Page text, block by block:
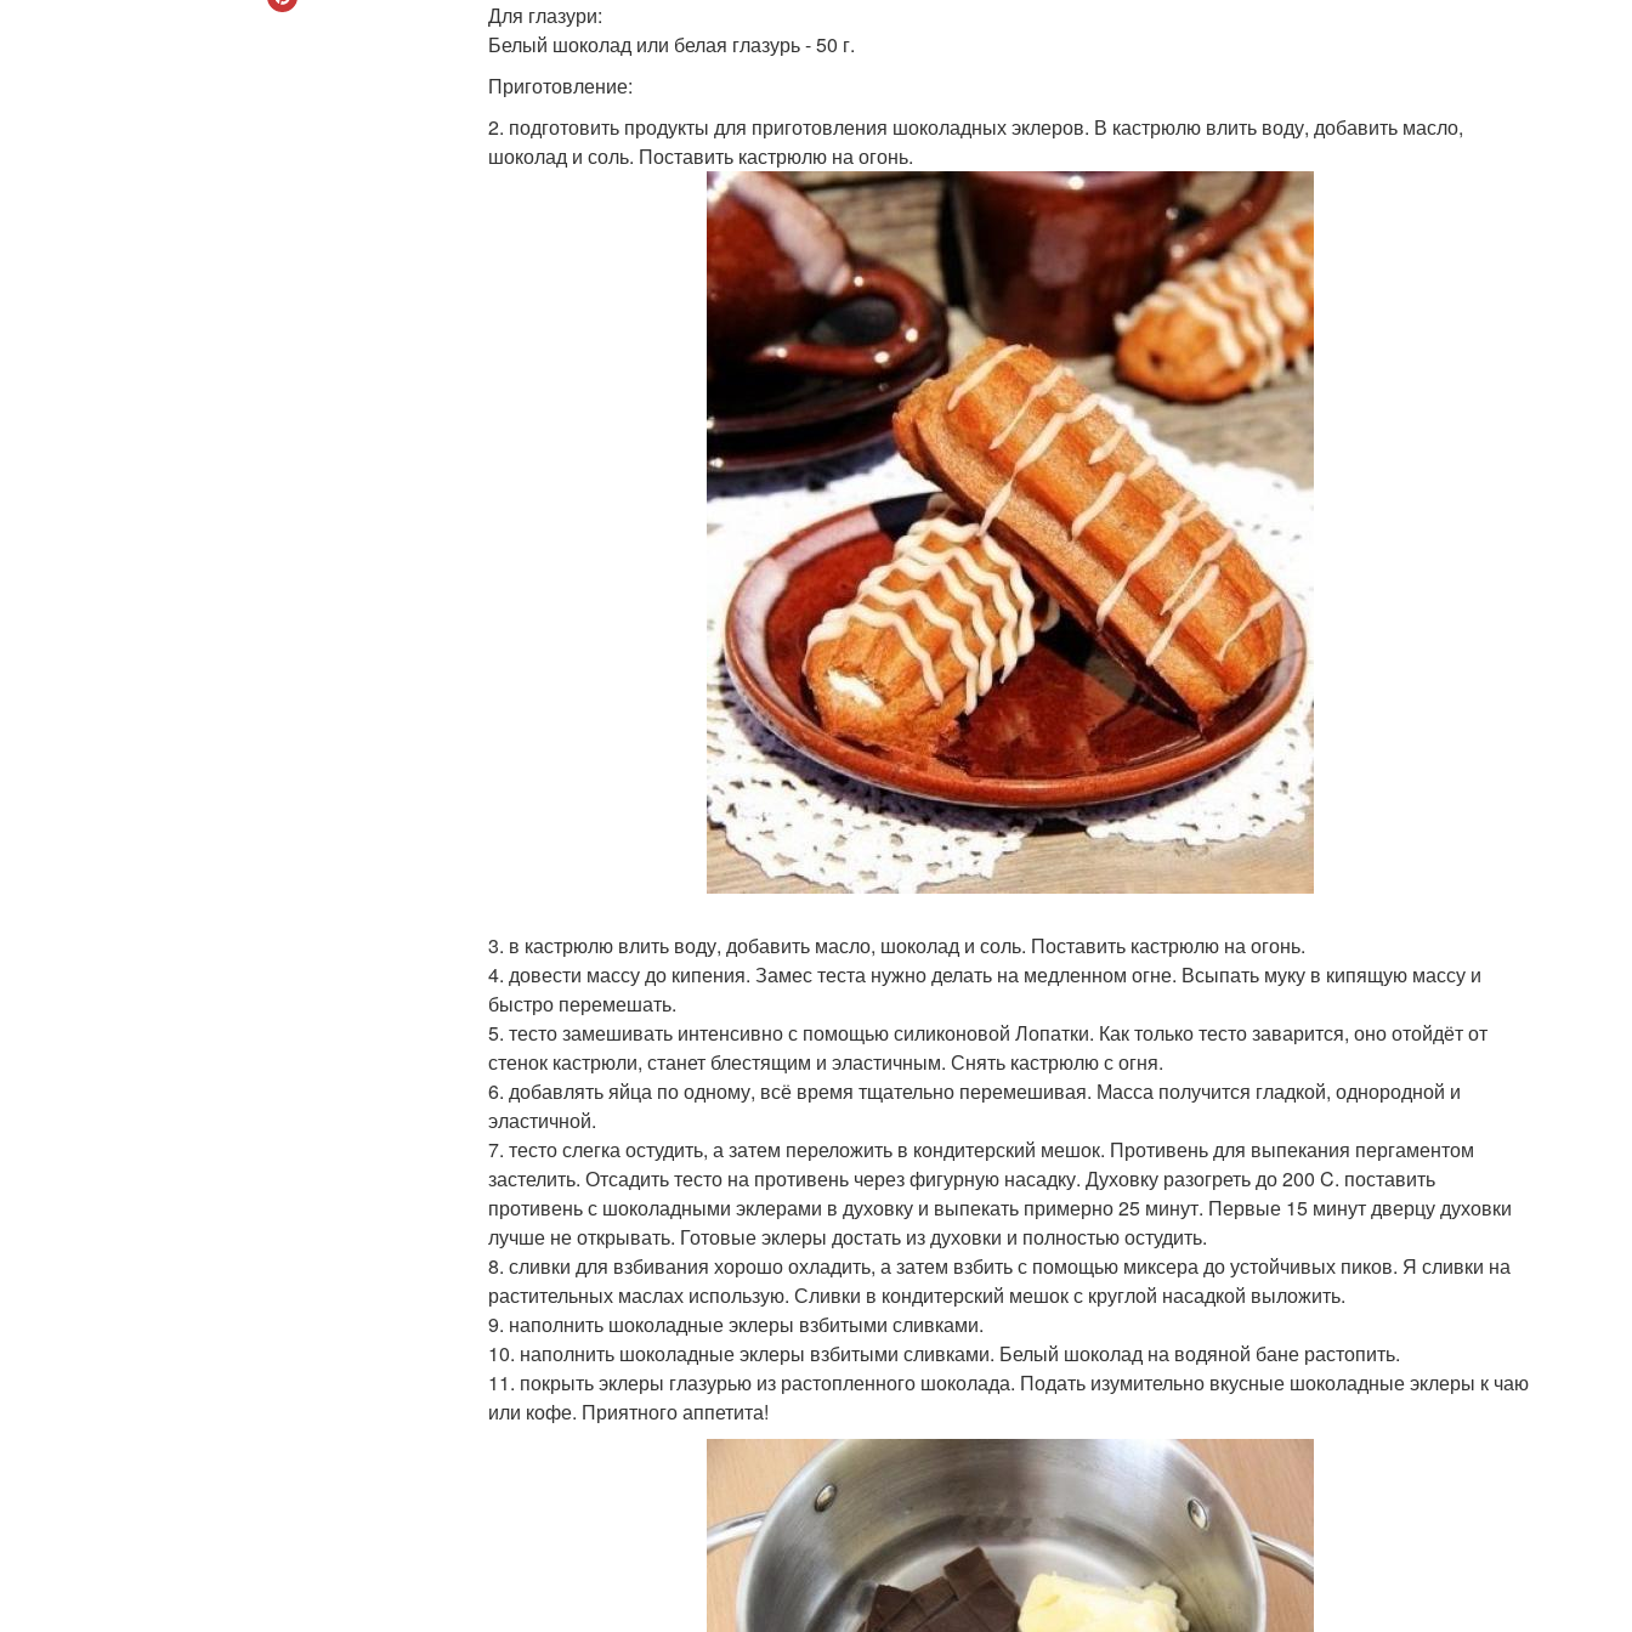
Для глазури:
Белый шоколад или белая глазурь - 50 г.
Приготовление:
2. подготовить продукты для приготовления шоколадных эклеров. В кастрюлю влить воду, добавить масло,
шоколад и соль. Поставить кастрюлю на огонь.
3. в кастрюлю влить воду, добавить масло, шоколад и соль. Поставить кастрюлю на огонь.
4. довести массу до кипения. Замес теста нужно делать на медленном огне. Всыпать муку в кипящую массу и
быстро перемешать.
5. тесто замешивать интенсивно с помощью силиконовой Лопатки. Как только тесто заварится, оно отойдёт от
стенок кастрюли, станет блестящим и эластичным. Снять кастрюлю с огня.
6. добавлять яйца по одному, всё время тщательно перемешивая. Масса получится гладкой, однородной и
эластичной.
7. тесто слегка остудить, а затем переложить в кондитерский мешок. Противень для выпекания пергаментом
застелить. Отсадить тесто на противень через фигурную насадку. Духовку разогреть до 200 C. поставить
противень с шоколадными эклерами в духовку и выпекать примерно 25 минут. Первые 15 минут дверцу духовки
лучше не открывать. Готовые эклеры достать из духовки и полностью остудить.
8. сливки для взбивания хорошо охладить, а затем взбить с помощью миксера до устойчивых пиков. Я сливки на
растительных маслах использую. Сливки в кондитерский мешок с круглой насадкой выложить.
9. наполнить шоколадные эклеры взбитыми сливками.
10. наполнить шоколадные эклеры взбитыми сливками. Белый шоколад на водяной бане растопить.
11. покрыть эклеры глазурью из растопленного шоколада. Подать изумительно вкусные шоколадные эклеры к чаю
или кофе. Приятного аппетита!